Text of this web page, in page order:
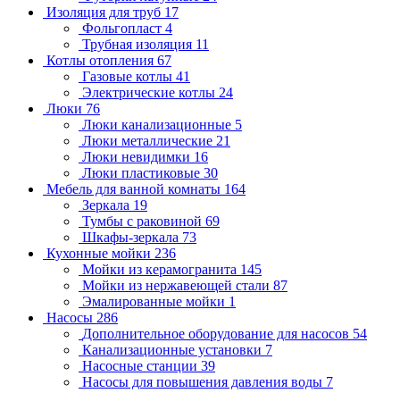
Изоляция для труб 17
Фольгопласт 4
Трубная изоляция 11
Котлы отопления 67
Газовые котлы 41
Электрические котлы 24
Люки 76
Люки канализационные 5
Люки металлические 21
Люки невидимки 16
Люки пластиковые 30
Мебель для ванной комнаты 164
Зеркала 19
Тумбы с раковиной 69
Шкафы-зеркала 73
Кухонные мойки 236
Мойки из керамогранита 145
Мойки из нержавеющей стали 87
Эмалированные мойки 1
Насосы 286
Дополнительное оборудование для насосов 54
Канализационные установки 7
Насосные станции 39
Насосы для повышения давления воды 7